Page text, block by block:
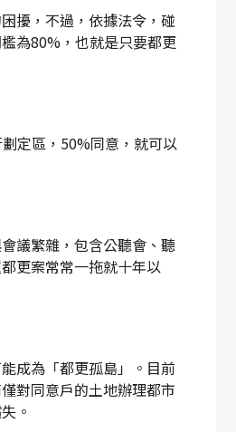
擾，不過，依據法令，碰
為80%，也就是只要都更
定區，50%同意，就可以
議繁雜，包含公聽會、聽
更案常常一拖就十年以
成為「都更孤島」。目前
對同意戶的土地辦理都市
。